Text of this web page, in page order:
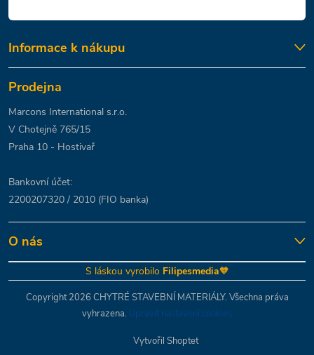
Informace k nákupu
Prodejna
Marcons International s.r.o.
V Chotejně 765/15
Praha 10 - Hostivař
Bankovní účet:
2200207320 / 2010 (FIO banka)
O nás
S láskou vyrobilo Filipesmedia🧡
Vytvořil Shoptet
Copyright 2026 CHYTRÉ STAVEBNÍ MATERIÁLY. Všechna práva
vyhrazena. Upravit nastavení cookies